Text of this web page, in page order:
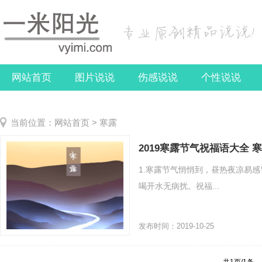
网站首页 图片说说 伤感说说 个性说说
当前位置： 网站首页 > 寒露
2019寒露节气祝福语大全
1.寒露节气悄悄到，昼热夜凉易
喝开水无病扰。祝福...
发布时间：2019-10-25